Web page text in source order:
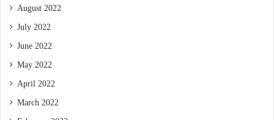
August 2022
July 2022
June 2022
May 2022
April 2022
March 2022